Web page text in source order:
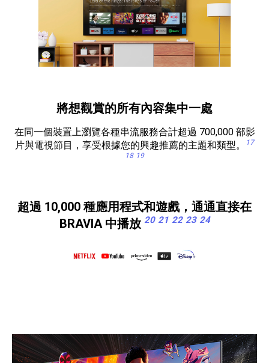
將想觀賞的所有內容集中一處
在同一個裝置上瀏覽各種串流服務合計超過 700,000 部影
片與電視節目，享受根據您的興趣推薦的主題和類型。
17
18 19
超過 10,000 種應用程式和遊戲，通通直接在
BRAVIA 中播放 20 21 22 23 24